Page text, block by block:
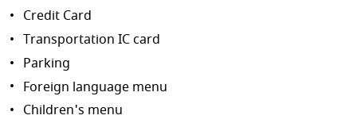
Credit Card
Transportation IC card
Parking
Foreign language menu
Children's menu